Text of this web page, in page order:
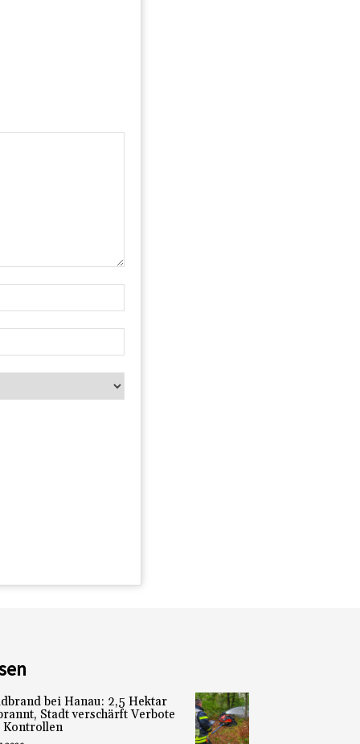
bei Hanau: 2,5 Hektar
Stadt verschärft Verbote
Kontrollen